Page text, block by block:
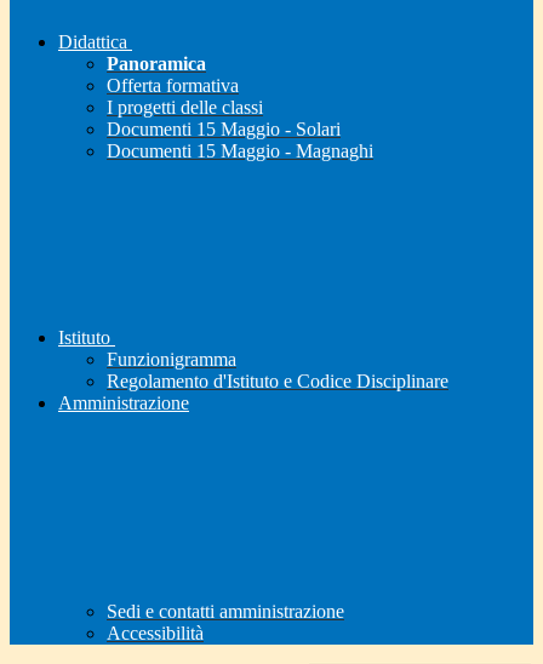
Didattica
Panoramica
Offerta formativa
I progetti delle classi
Documenti 15 Maggio - Solari
Documenti 15 Maggio - Magnaghi
Istituto
Funzionigramma
Regolamento d'Istituto e Codice Disciplinare
Amministrazione
Sedi e contatti amministrazione
Accessibilità